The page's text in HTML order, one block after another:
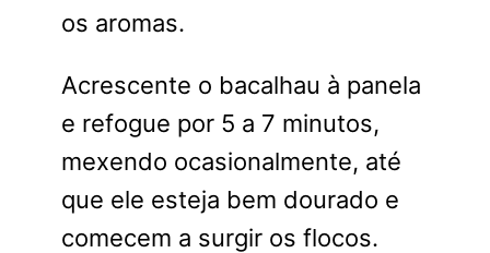
os aromas.
Acrescente o bacalhau à panela
e refogue por 5 a 7 minutos,
mexendo ocasionalmente, até
que ele esteja bem dourado e
comecem a surgir os flocos.